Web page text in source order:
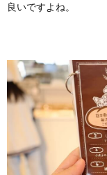
良いですよね。